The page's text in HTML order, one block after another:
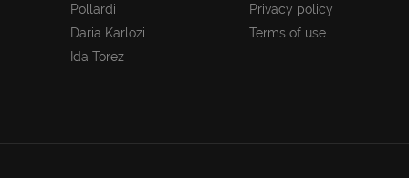
Pollardi
Daria Karlozi
Ida Torez
Privacy policy
Terms of use